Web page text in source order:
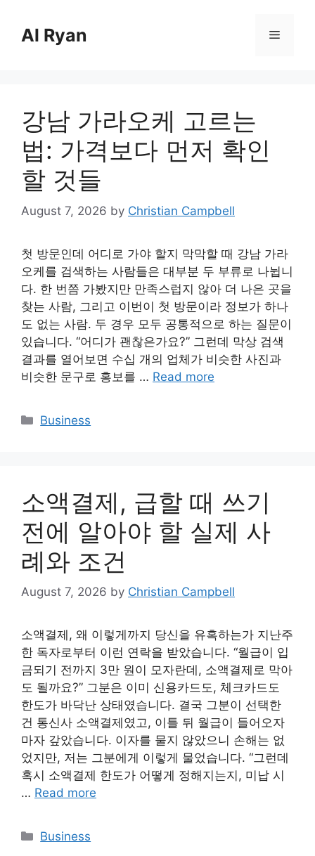
contentAl Ryan Menu
강남 가라오케 고르는
법: 가격보다 먼저 확인
할 것들
August 7, 2026 by Christian Campbell
첫 방문인데 어디로 가야 할지 막막할 때 강남 가라
오케를 검색하는 사람들은 대부분 두 부류로 나뉩니
다. 한 번쯤 가봤지만 만족스럽지 않아 더 나은 곳을
찾는 사람, 그리고 이번이 첫 방문이라 정보가 하나
도 없는 사람. 두 경우 모두 공통적으로 하는 질문이
있습니다. “어디가 괜찮은가요?” 그런데 막상 검색
결과를 열어보면 수십 개의 업체가 비슷한 사진과
비슷한 문구로 홍보를 … Read more
Categories
Business
소액결제, 급할 때 쓰기
전에 알아야 할 실제 사
례와 조건
August 7, 2026 by Christian Campbell
소액결제, 왜 이렇게까지 당신을 유혹하는가 지난주
한 독자로부터 이런 연락을 받았습니다. “월급이 입
금되기 전까지 3만 원이 모자란데, 소액결제로 막아
도 될까요?” 그분은 이미 신용카드도, 체크카드도
한도가 바닥난 상태였습니다. 결국 그분이 선택한
건 통신사 소액결제였고, 이틀 뒤 월급이 들어오자
마자 갚았습니다. 이자를 물지 않았으니 손해는 없
었지만, 저는 그분에게 이렇게 물었습니다. “그런데
혹시 소액결제 한도가 어떻게 정해지는지, 미납 시
… Read more
Categories
Business